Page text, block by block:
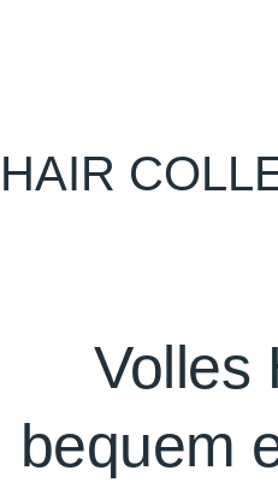
HAIR
Volles
bequem